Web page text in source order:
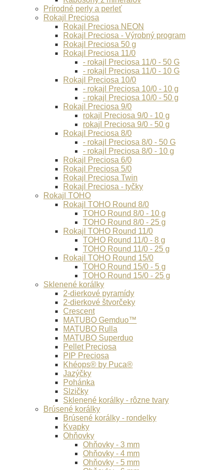
Prírodné perly a perleť
Rokajl Preciosa
Rokajl Preciosa NEON
Rokajl Preciosa - Výrobný program
Rokajl Preciosa 50 g
Rokajl Preciosa 11/0
- rokajl Preciosa 11/0 - 50 G
- rokajl Preciosa 11/0 - 10 G
Rokajl Preciosa 10/0
- rokajl Preciosa 10/0 - 10 g
- rokajl Preciosa 10/0 - 50 g
Rokajl Preciosa 9/0
rokajl Preciosa 9/0 - 10 g
rokajl Preciosa 9/0 - 50 g
Rokajl Preciosa 8/0
- rokajl Preciosa 8/0 - 50 G
- rokajl Preciosa 8/0 - 10 g
Rokajl Preciosa 6/0
Rokajl Preciosa 5/0
Rokajl Preciosa Twin
Rokajl Preciosa - tyčky
Rokajl TOHO
Rokajl TOHO Round 8/0
TOHO Round 8/0 - 10 g
TOHO Round 8/0 - 25 g
Rokajl TOHO Round 11/0
TOHO Round 11/0 - 8 g
TOHO Round 11/0 - 25 g
Rokajl TOHO Round 15/0
TOHO Round 15/0 - 5 g
TOHO Round 15/0 - 25 g
Sklenené korálky
2-dierkové pyramídy
2-dierkové štvorčeky
Crescent
MATUBO Gemduo™
MATUBO Rulla
MATUBO Superduo
Pellet Preciosa
PIP Preciosa
Khéops® by Puca®
Jazýčky
Pohánka
Slzičky
Sklenené korálky - rôzne tvary
Brúsené korálky
Brúsené korálky - rondelky
Kvapky
Ohňovky
Ohňovky - 3 mm
Ohňovky - 4 mm
Ohňovky - 5 mm